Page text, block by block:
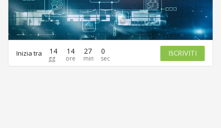
Inizia tra 14 14 27 0 ISCRIVITI